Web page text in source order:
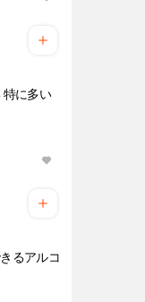
特に多い
るアルコ